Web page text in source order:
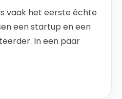
vaak het eerste échte
een startup en een
In een paar